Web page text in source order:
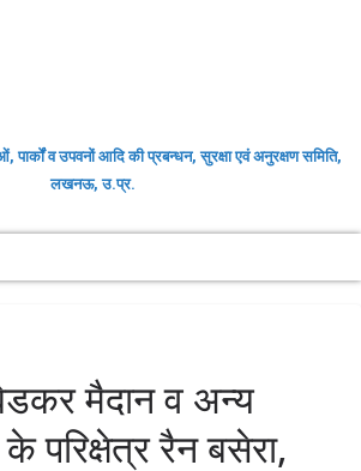
व उपवनों आदि की प्रबन्धन, सुरक्षा एवं अनुरक्षण समिति,
लखनऊ, उ.प्र.
मैदान व अन्य
के परिक्षेत्र रैन बसेरा,